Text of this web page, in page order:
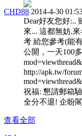
CHD88 2014-4-30
Dear好友您好:..
來... 這都無妨.
考 給您參考(能
公開，一天100
http://apk.tw/
祝福: 懇請郵箱
全分不退! 企盼
查看全部